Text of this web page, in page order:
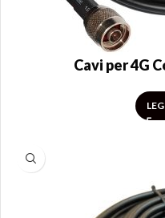
Cavi per 4G